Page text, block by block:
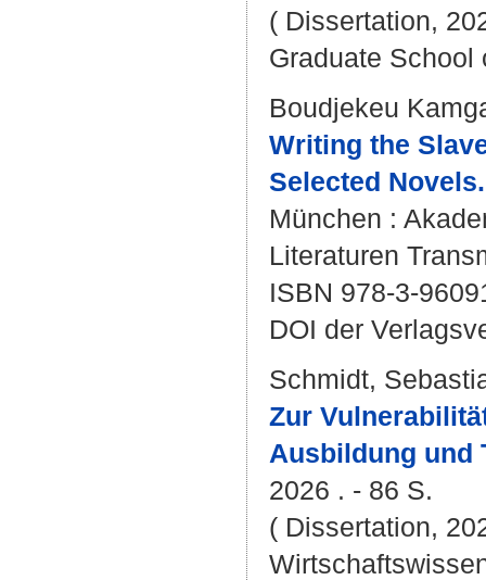
( Dissertation,
Graduate School
Boudjekeu
Writing the
Selected Novels.
München :
Literaturen
ISBN 978-3-
DOI der
Schmidt,
Zur
Ausbildung und
2026 . - 86 S.
( Dissertation,